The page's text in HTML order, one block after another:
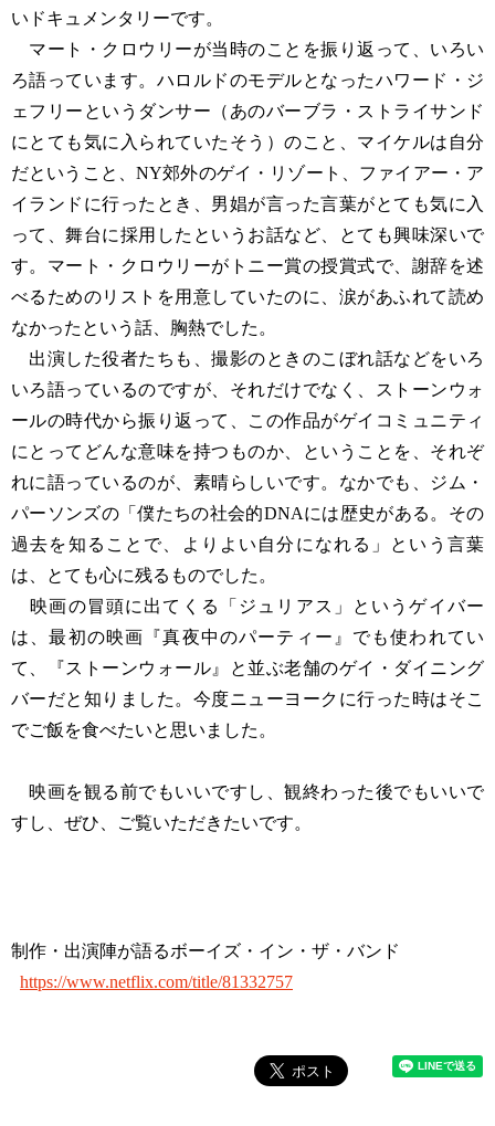
いドキュメンタリーです。
マート・クロウリーが当時のことを振り返って、いろい
ろ語っています。ハロルドのモデルとなったハワード・ジ
ェフリーというダンサー（あのバーブラ・ストライサンド
にとても気に入られていたそう）のこと、マイケルは自分
だということ、NY郊外のゲイ・リゾート、ファイアー・ア
イランドに行ったとき、男娼が言った言葉がとても気に入
って、舞台に採用したというお話など、とても興味深いで
す。マート・クロウリーがトニー賞の授賞式で、謝辞を述
べるためのリストを用意していたのに、涙があふれて読め
なかったという話、胸熱でした。
出演した役者たちも、撮影のときのこぼれ話などをいろ
いろ語っているのですが、それだけでなく、ストーンウォ
ールの時代から振り返って、この作品がゲイコミュニティ
にとってどんな意味を持つものか、ということを、それぞ
れに語っているのが、素晴らしいです。なかでも、ジム・
パーソンズの「僕たちの社会的DNAには歴史がある。その
過去を知ることで、よりよい自分になれる」という言葉
は、とても心に残るものでした。
映画の冒頭に出てくる「ジュリアス」というゲイバー
は、最初の映画『真夜中のパーティー』でも使われてい
て、『ストーンウォール』と並ぶ老舗のゲイ・ダイニング
バーだと知りました。今度ニューヨークに行った時はそこ
でご飯を食べたいと思いました。
映画を観る前でもいいですし、観終わった後でもいいで
すし、ぜひ、ご覧いただきたいです。
制作・出演陣が語るボーイズ・イン・ザ・バンド
https://www.netflix.com/title/81332757